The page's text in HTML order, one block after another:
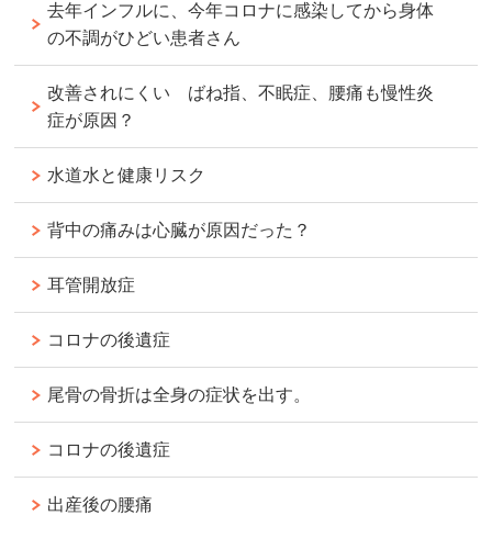
去年インフルに、今年コロナに感染してから身体
の不調がひどい患者さん
改善されにくい ばね指、不眠症、腰痛も慢性炎
症が原因？
水道水と健康リスク
背中の痛みは心臓が原因だった？
耳管開放症
コロナの後遺症
尾骨の骨折は全身の症状を出す。
コロナの後遺症
出産後の腰痛